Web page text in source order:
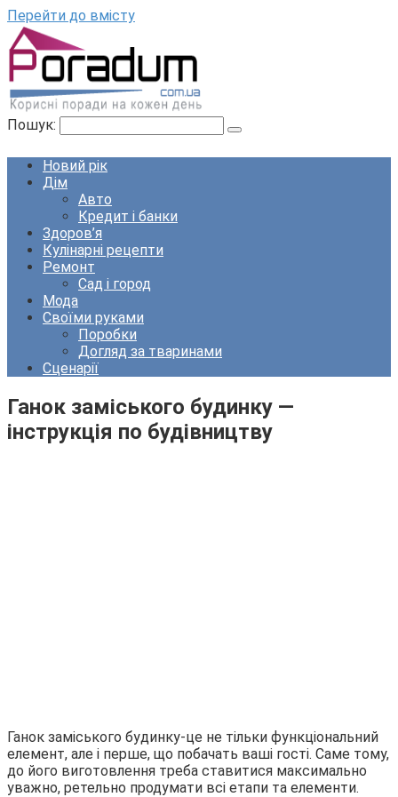
Перейти до вмісту
Пошук:
Новий рік
Дім
Авто
Кредит і банки
Здоров’я
Кулінарні рецепти
Ремонт
Сад і город
Мода
Своїми руками
Поробки
Догляд за тваринами
Сценарії
Ганок заміського будинку —
інструкція по будівництву
Ганок заміського будинку-це не тільки функціональний
елемент, але і перше, що побачать ваші гості. Саме тому,
до його виготовлення треба ставитися максимально
уважно, ретельно продумати всі етапи та елементи.